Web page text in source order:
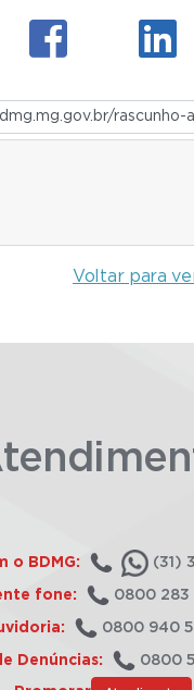
Voltar para
o BDMG: (31)
fone: 0800 283
0800 940
Denúncias: 0800